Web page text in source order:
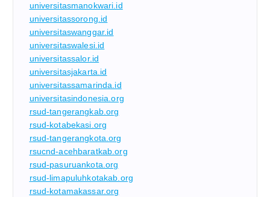
universitasmanokwari.id
universitassorong.id
universitaswanggar.id
universitaswalesi.id
universitassalor.id
universitasjakarta.id
universitassamarinda.id
universitasindonesia.org
rsud-tangerangkab.org
rsud-kotabekasi.org
rsud-tangerangkota.org
rsucnd-acehbaratkab.org
rsud-pasuruankota.org
rsud-limapuluhkotakab.org
rsud-kotamakassar.org